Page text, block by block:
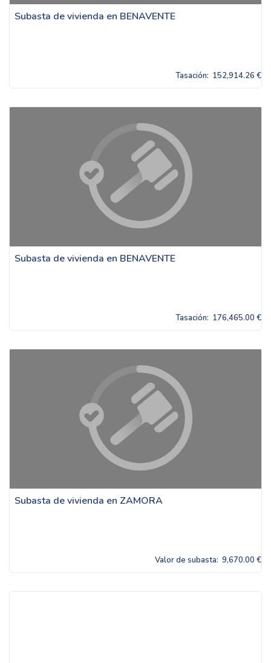
Subasta de vivienda en BENAVENTE
Tasación: 152,914.26 €
Subasta de vivienda en BENAVENTE
Tasación: 176,465.00 €
Subasta de vivienda en ZAMORA
Valor de subasta: 9,670.00 €